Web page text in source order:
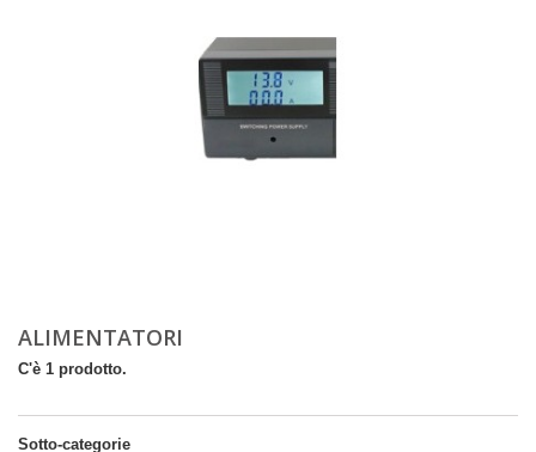
ALIMENTATORI
C'è 1 prodotto.
Sotto-categorie